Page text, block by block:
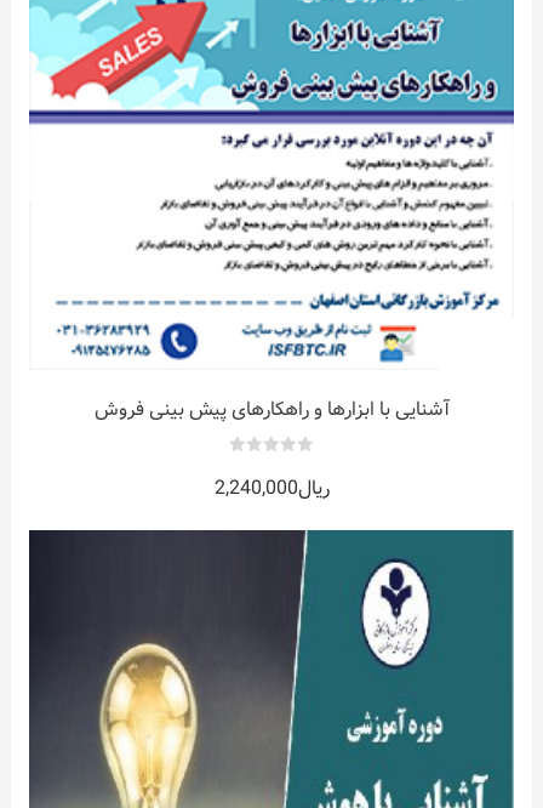
آشنایی با ابزارها و راهکارهای پیش بینی فروش
out
of
ریال2,240,000